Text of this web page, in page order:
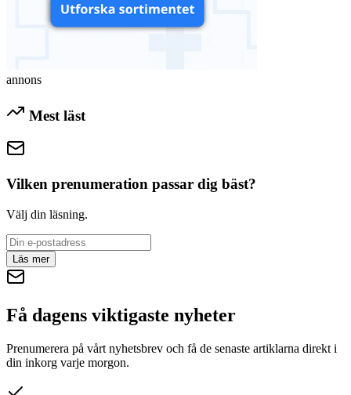
annons
Mest läst
Vilken prenumeration passar dig bäst?
Välj din läsning.
Läs mer
Få dagens viktigaste nyheter
Prenumerera på vårt nyhetsbrev och få de senaste artiklarna direkt i
din inkorg varje morgon.